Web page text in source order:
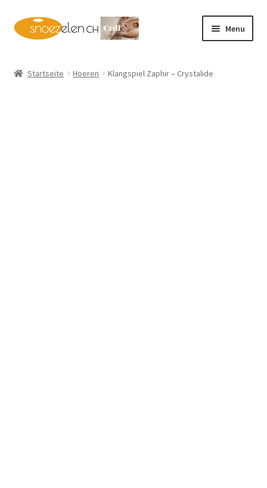
Skip
to
Skip
to
Menu
Startseite Hoeren Klangspiel Zaphir – Crystalide